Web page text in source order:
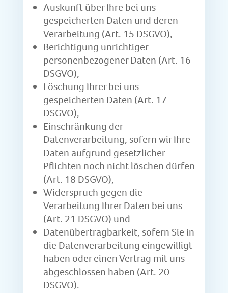
Auskunft über Ihre bei uns
gespeicherten Daten und deren
Verarbeitung (Art. 15 DSGVO),
Berichtigung unrichtiger
personenbezogener Daten (Art. 16
DSGVO),
Löschung Ihrer bei uns
gespeicherten Daten (Art. 17
DSGVO),
Einschränkung der
Datenverarbeitung, sofern wir Ihre
Daten aufgrund gesetzlicher
Pflichten noch nicht löschen dürfen
(Art. 18 DSGVO),
Widerspruch gegen die
Verarbeitung Ihrer Daten bei uns
(Art. 21 DSGVO) und
Datenübertragbarkeit, sofern Sie in
die Datenverarbeitung eingewilligt
haben oder einen Vertrag mit uns
abgeschlossen haben (Art. 20
DSGVO).